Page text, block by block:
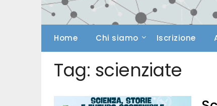
Home Chi siamo Iscrizione
Tag: scienziate